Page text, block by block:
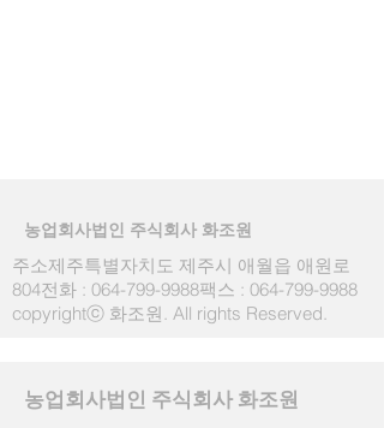
​농업회사법인 주식회사 화조원
주소제주특별자치도 제주시 애월읍 애원로
804전화 : 064-799-9988팩스 : 064-799-9988
copyrightⓒ 화조원. All rights Reserved.
​농업회사법인 주식회사 화조원